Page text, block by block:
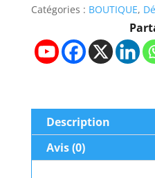
les
Catégories : BOUTIQUE,
Description
Avis (0)